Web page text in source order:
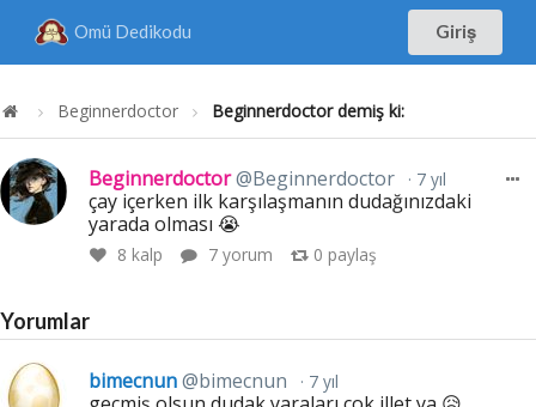
Omü Dedikodu Giriş
Beginnerdoctor Beginnerdoctor demiş ki:
Beginnerdoctor@Beginnerdoctor 7 yıl
çay içerken ilk karşılaşmanın dudağınızdaki
yarada olması 😭
8 kalp 7 yorum 0 paylaş
Yorumlar
bimecnun@bimecnun 7 yıl